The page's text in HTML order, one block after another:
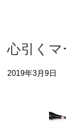
心引く
2019年3月9日